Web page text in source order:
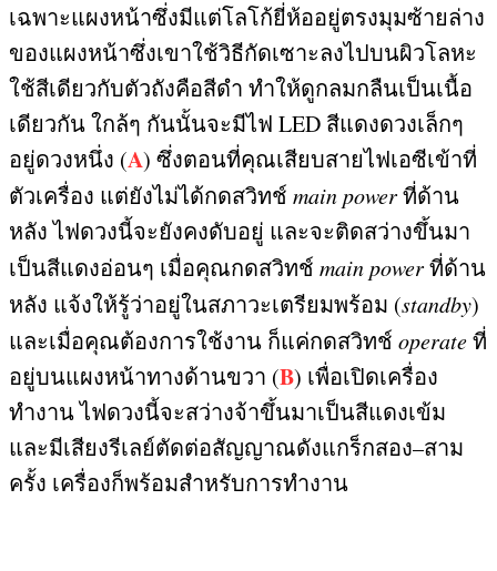
เฉพาะแผงหน้าซึ่งมีแต่โลโก้ยี่ห้ออยู่ตรงมุมซ้ายล่าง
ของแผงหน้าซึ่งเขาใช้วิธีกัดเซาะลงไปบนผิวโลหะ
ใช้สีเดียวกับตัวถังคือสีดำ ทำให้ดูกลมกลืนเป็นเนื้อ
เดียวกัน ใกล้ๆ กันนั้นจะมีไฟ LED สีแดงดวงเล็กๆ
อยู่ดวงหนึ่ง (A) ซึ่งตอนที่คุณเสียบสายไฟเอซีเข้าที่
ตัวเครื่อง แต่ยังไม่ได้กดสวิทช์ main powerที่ด้าน
หลัง ไฟดวงนี้จะยังคงดับอยู่ และจะติดสว่างขึ้นมา
เป็นสีแดงอ่อนๆ เมื่อคุณกดสวิทช์ main powerที่ด้าน
หลัง แจ้งให้รู้ว่าอยู่ในสภาวะเตรียมพร้อม (standby)
และเมื่อคุณต้องการใช้งาน ก็แค่กดสวิทช์ operateที่
อยู่บนแผงหน้าทางด้านขวา (B) เพื่อเปิดเครื่อง
ทำงาน ไฟดวงนี้จะสว่างจ้าขึ้นมาเป็นสีแดงเข้ม
และมีเสียงรีเลย์ตัดต่อสัญญาณดังแกร็กสอง–สาม
ครั้ง เครื่องก็พร้อมสำหรับการทำงาน